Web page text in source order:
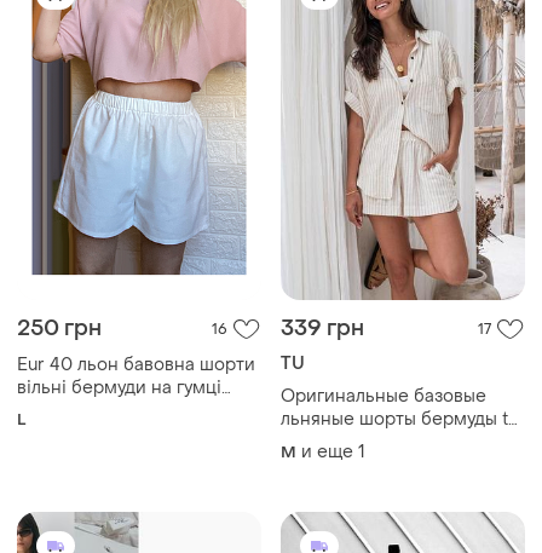
250 грн 16
Eur 40 льон бавовна шорти
вільні бермуди на гумці
високі глибокі білі жіночі
L
339 грн 17
TU
Оригинальные базовые
льняные шорты бермуды tu
woman пояс на резинке из
M и еще 1